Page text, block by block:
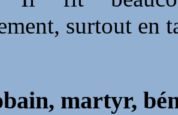
surtout en
martyr,